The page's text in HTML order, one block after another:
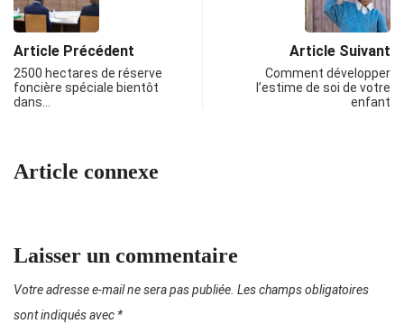
Article Précédent
2500 hectares de réserve
foncière spéciale bientôt
dans…
Article Suivant
Comment développer
l’estime de soi de votre
enfant
Article connexe
Laisser un commentaire
Votre adresse e-mail ne sera pas publiée. Les champs obligatoires
sont indiqués avec *